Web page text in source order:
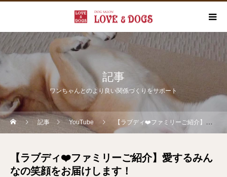
記事
ワンちゃんとのより良い関係づくりをサポート
記事 YouTube 【ラブディ❤️ファミリーご紹介】愛するみんなの笑顔をお届けします！
【ラブディ❤️ファミリーご紹介】愛するみん
なの笑顔をお届けします！